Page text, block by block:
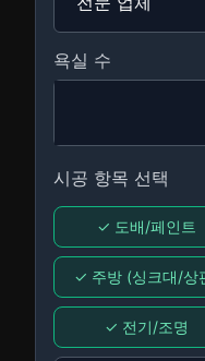
욕실 수
시공 항목 선택
✓ 도배/페인트
✓ 주방 (싱크대/상
✓ 전기/조명